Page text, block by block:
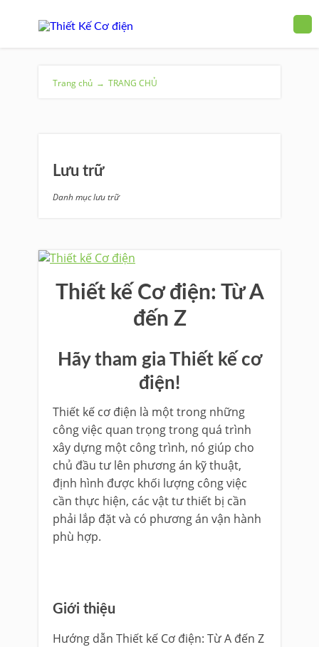
Trang chủ → TRANG CHỦ
Lưu trữ
Danh mục lưu trữ
Thiết kế Cơ điện: Từ A
đến Z
Hãy tham gia Thiết kế cơ
điện!
Thiết kế cơ điện là một trong những
công việc quan trọng trong quá trình
xây dựng một công trình, nó giúp cho
chủ đầu tư lên phương án kỹ thuật,
định hình được khối lượng công việc
cần thực hiện, các vật tư thiết bị cần
phải lắp đặt và có phương án vận hành
phù hợp.
Giới thiệu
Hướng dẫn Thiết kế Cơ điện: Từ A đến Z